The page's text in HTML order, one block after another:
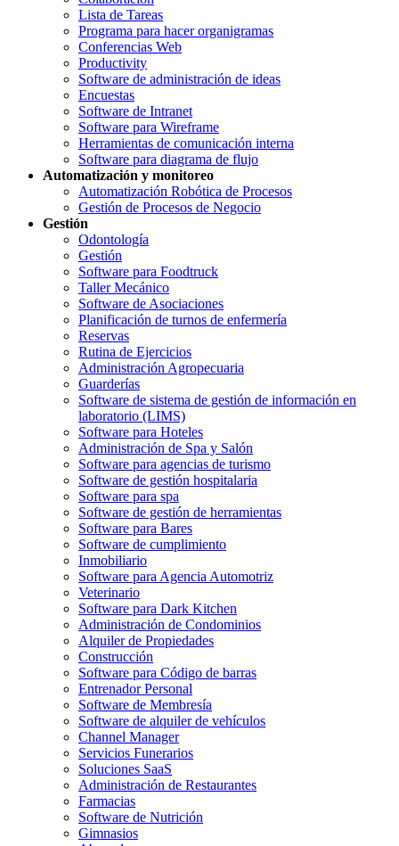
Lista de Tareas
Programa para hacer organigramas
Conferencias Web
Productivity
Software de administración de ideas
Encuestas
Software de Intranet
Software para Wireframe
Herramientas de comunicación interna
Software para diagrama de flujo
Automatización y monitoreo
Automatización Robótica de Procesos
Gestión de Procesos de Negocio
Gestión
Odontología
Gestión
Software para Foodtruck
Taller Mecánico
Software de Asociaciones
Planificación de turnos de enfermería
Reservas
Rutina de Ejercicios
Administración Agropecuaria
Guarderías
Software de sistema de gestión de información en
laboratorio (LIMS)
Software para Hoteles
Administración de Spa y Salón
Software para agencias de turismo
Software de gestión hospitalaria
Software para spa
Software de gestión de herramientas
Software para Bares
Software de cumplimiento
Inmobiliario
Software para Agencia Automotriz
Veterinario
Software para Dark Kitchen
Administración de Condominios
Alquiler de Propiedades
Construcción
Software para Código de barras
Entrenador Personal
Software de Membresía
Software de alquiler de vehículos
Channel Manager
Servicios Funerarios
Soluciones SaaS
Administración de Restaurantes
Farmacias
Software de Nutrición
Gimnasios